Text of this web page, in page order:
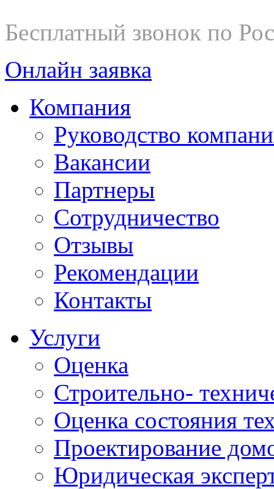
Бесплатный звонок по
Онлайн заявка
Компания
Руководство
Вакансии
Партнеры
Сотрудничество
Отзывы
Рекомендации
Контакты
Услуги
Оценка
Строительно-
Оценка состояния
Проектирование
Юридическая